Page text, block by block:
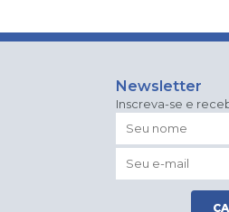
Newsletter
Inscreva-se e